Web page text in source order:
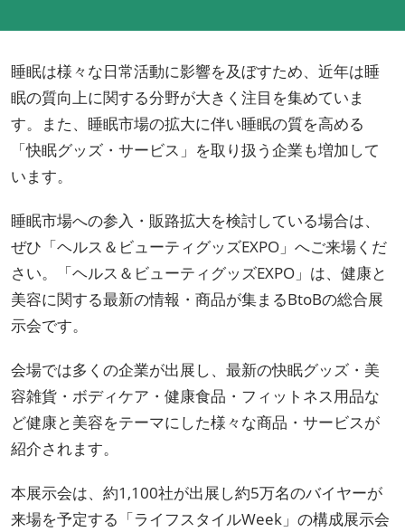
睡眠は様々な日常活動に影響を及ぼすため、近年は睡
眠の質向上に関する分野が大きく注目を集めていま
す。また、睡眠市場の拡大に伴い睡眠の質を高める
「快眠グッズ・サービス」を取り扱う企業も増加して
います。
睡眠市場への参入・販路拡大を検討している場合は、
ぜひ「ヘルス＆ビューティグッズEXPO」へご来場くだ
さい。「ヘルス＆ビューティグッズEXPO」は、健康と
美容に関する最新の情報・商品が集まるBtoBの総合展
示会です。
会場では多くの企業が出展し、最新の快眠グッズ・美
容雑貨・ボディケア・健康食品・フィットネス用品な
ど健康と美容をテーマにした様々な商品・サービスが
紹介されます。
本展示会は、約1,100社が出展し約5万名のバイヤーが
来場を予定する「ライフスタイルWeek」の構成展示会